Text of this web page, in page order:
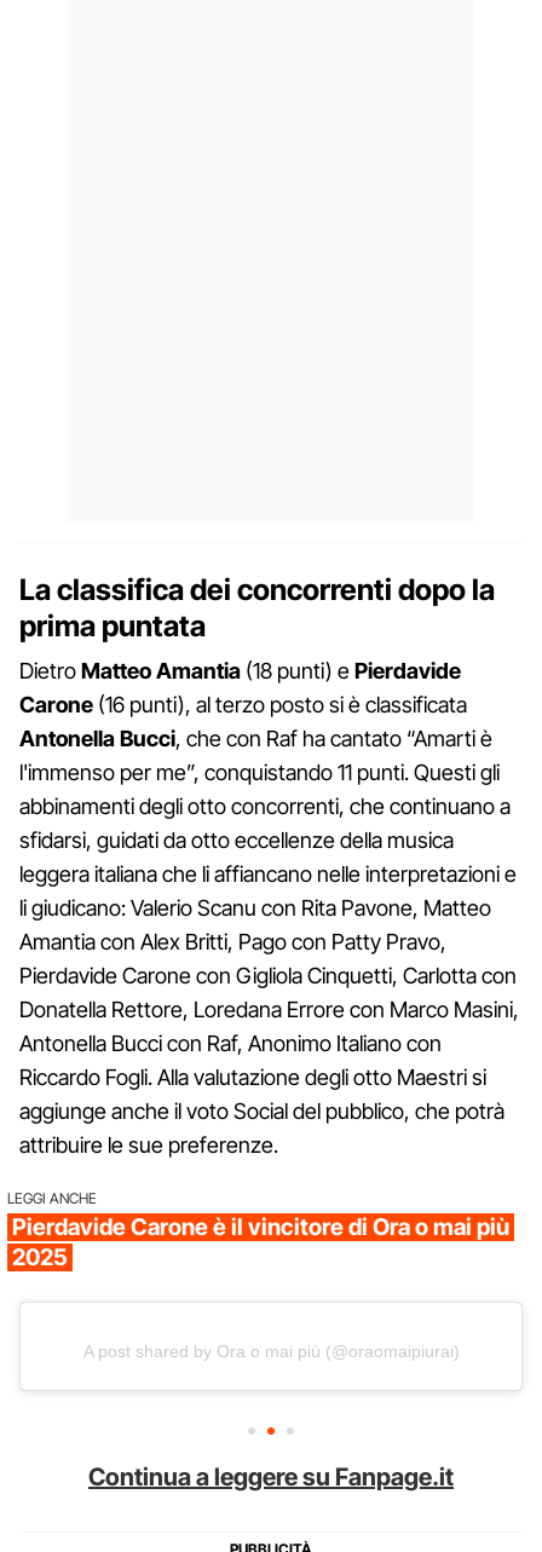
La classifica dei concorrenti dopo la
prima puntata
DietroMatteo Amantia (18 punti) ePierdavide
Carone (16 punti), al terzo posto si è classificata
Antonella Bucci, che con Raf ha cantato “Amarti è
l'immenso per me”, conquistando 11 punti. Questi gli
abbinamenti degli otto concorrenti, che continuano a
sfidarsi, guidati da otto eccellenze della musica
leggera italiana che li affiancano nelle interpretazioni e
li giudicano: Valerio Scanu con Rita Pavone, Matteo
Amantia con Alex Britti, Pago con Patty Pravo,
Pierdavide Carone con Gigliola Cinquetti, Carlotta con
Donatella Rettore, Loredana Errore con Marco Masini,
Antonella Bucci con Raf, Anonimo Italiano con
Riccardo Fogli. Alla valutazione degli otto Maestri si
aggiunge anche il voto Social del pubblico, che potrà
attribuire le sue preferenze.
LEGGI ANCHE
Pierdavide Carone è il vincitore di Ora o mai più
2025
A post shared by Ora o mai più (@oraomaipiurai)
Continua a leggere su Fanpage.it